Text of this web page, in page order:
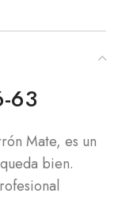
63
Mate, es un
bien.